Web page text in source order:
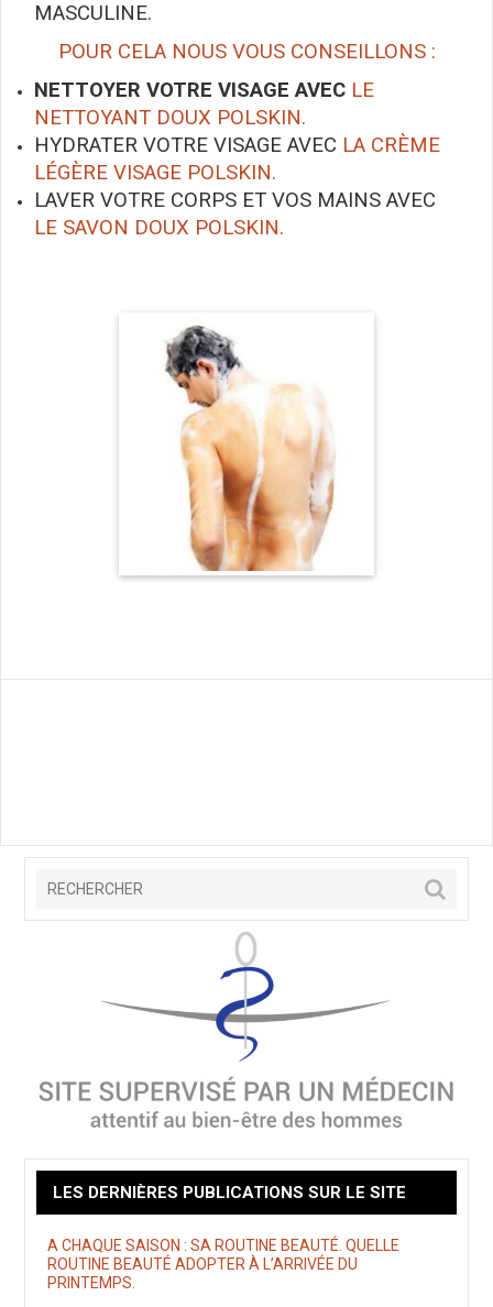
MASCULINE.
POUR CELA NOUS VOUS CONSEILLONS :
NETTOYER VOTRE VISAGE AVEC LE
NETTOYANT DOUX POLSKIN.
HYDRATER VOTRE VISAGE AVEC LA CRÈME
LÉGÈRE VISAGE POLSKIN.
LAVER VOTRE CORPS ET VOS MAINS AVEC
LE SAVON DOUX POLSKIN.
LES DERNIÈRES PUBLICATIONS SUR LE SITE
A CHAQUE SAISON : SA ROUTINE BEAUTÉ. QUELLE
ROUTINE BEAUTÉ ADOPTER À L’ARRIVÉE DU
PRINTEMPS.